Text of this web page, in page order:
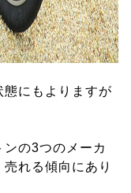
にもよりますが
の3つのメーカ
れる傾向にあり